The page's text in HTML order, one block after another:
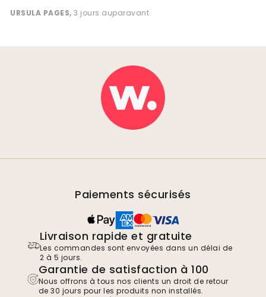
URSULA PAGES, 3 jours auparavant
Paiements sécurisés
Livraison rapide et gratuite
Les commandes sont envoyées dans un délai de
2 à 5 jours.
Garantie de satisfaction à 100
Nous offrons à tous nos clients un droit de retour
de 30 jours pour les produits non installés.